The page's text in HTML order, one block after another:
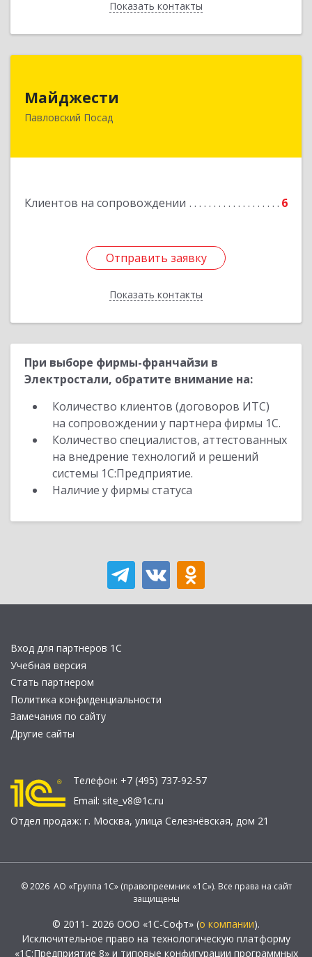
Показать контакты
Назад
Майджести
Павловский Посад
Клиентов на сопровождении 6
Отправить заявку
Показать контакты
142502, Московская обл, Павлово-Посадский р-
н, Павловский Посад г, Южная ул, дом № 22,
Отправить заявку
Назад
При выборе фирмы-франчайзи в
Электростали, обратите внимание на:
Количество клиентов (договоров ИТС)
на сопровождении у партнера фирмы 1С.
Количество специалистов, аттестованных
на внедрение технологий и решений
системы 1С:Предприятие.
Наличие у фирмы статуса
Вход для партнеров 1С
Учебная версия
Стать партнером
Политика конфиденциальности
Замечания по сайту
Другие сайты
Телефон: +7 (495) 737-92-57
Email: site_v8@1c.ru
Отдел продаж: г. Москва, улица Селезнёвская, дом 21
© 2026 АО «Группа 1С» (правопреемник «1С»). Все права на сайт
защищены
© 2011- 2026 ООО «1С-Софт» (о компании).
Исключительное право на технологическую платформу
«1С:Предприятие 8» и типовые конфигурации программных